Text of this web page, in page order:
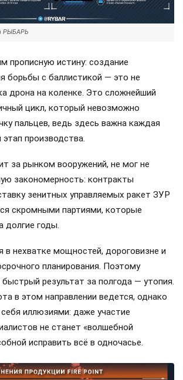
РЫБАРЬ
прописную истину: создание
борьбы с баллистикой — это не
дрона на коленке. Это сложнейший
цикл, который невозможно
пальцев, ведь здесь важна каждая
производства.
за рынком вооружений, не мог не
закономерность: контракты
зенитных управляемых ракет ЗУР
скромными партиями, которые
долгие годы.
в нехватке мощностей, дороговизне и
планирования. Поэтому
результат за полгода — утопия.
в этом направлении ведется, однако
иллюзиями: даже участие
не станет «волшебной
исправить всё в одночасье.